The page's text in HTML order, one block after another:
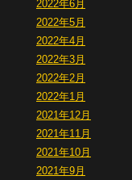
2022年6月
2022年5月
2022年4月
2022年3月
2022年2月
2022年1月
2021年12月
2021年11月
2021年10月
2021年9月